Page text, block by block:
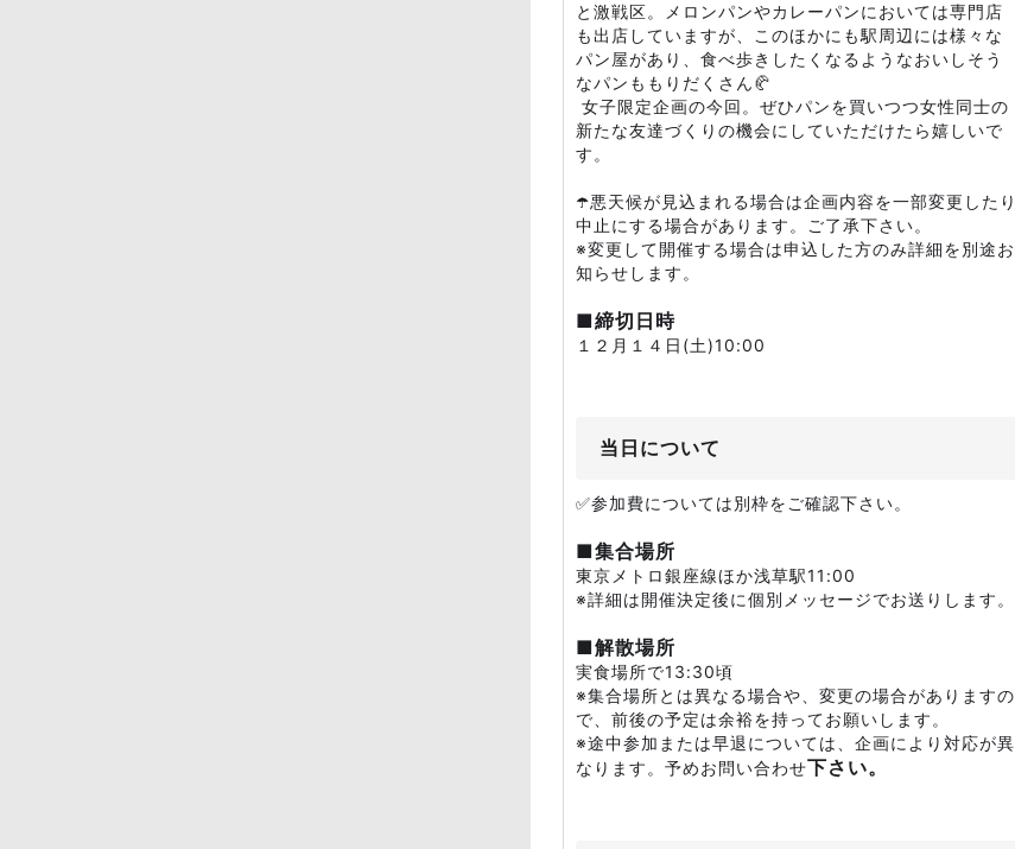
と激戦区。メロンパンやカレーパンにおいては専門店
も出店していますが、このほかにも駅周辺には様々な
パン屋があり、食べ歩きしたくなるようなおいしそう
なパンももりだくさん🥐
女子限定企画の今回。ぜひパンを買いつつ女性同士の
新たな友達づくりの機会にしていただけたら嬉しいで
す。
☂️悪天候が見込まれる場合は企画内容を一部変更したり
中止にする場合があります。ご了承下さい。
※変更して開催する場合は申込した方のみ詳細を別途お
知らせします。
■締切日時
１２月１４日(土)10:00
当日について
✅参加費については別枠をご確認下さい。
■集合場所
東京メトロ銀座線ほか浅草駅11:00
※詳細は開催決定後に個別メッセージでお送りします。
■解散場所
実食場所で13:30頃
※集合場所とは異なる場合や、変更の場合がありますの
で、前後の予定は余裕を持ってお願いします。
※途中参加または早退については、企画により対応が異
なります。予めお問い合わせ下さい。